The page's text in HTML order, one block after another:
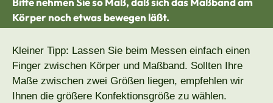
Körper noch etwas bewegen läßt.
Kleiner Tipp: Lassen Sie beim Messen einfach einen
Finger zwischen Körper und Maßband. Sollten Ihre
Maße zwischen zwei Größen liegen, empfehlen wir
Ihnen die größere Konfektionsgröße zu wählen.